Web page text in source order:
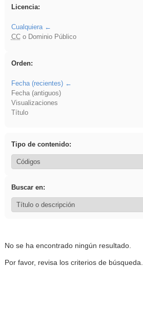
Licencia:
Cualquiera
CCo Dominio Público
Orden:
Fecha (recientes)
Fecha (antiguos)
Visualizaciones
Título
Tipo de contenido:
Buscar en:
No se ha encontrado ningún resultado.
Por favor, revisa los criterios de búsqueda.